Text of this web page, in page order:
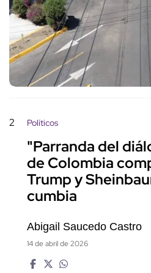
2 Políticos
"Parranda del
de Colombia
Trump y
cumbia
Abigail Saucedo Castro
14 de abril de 2026